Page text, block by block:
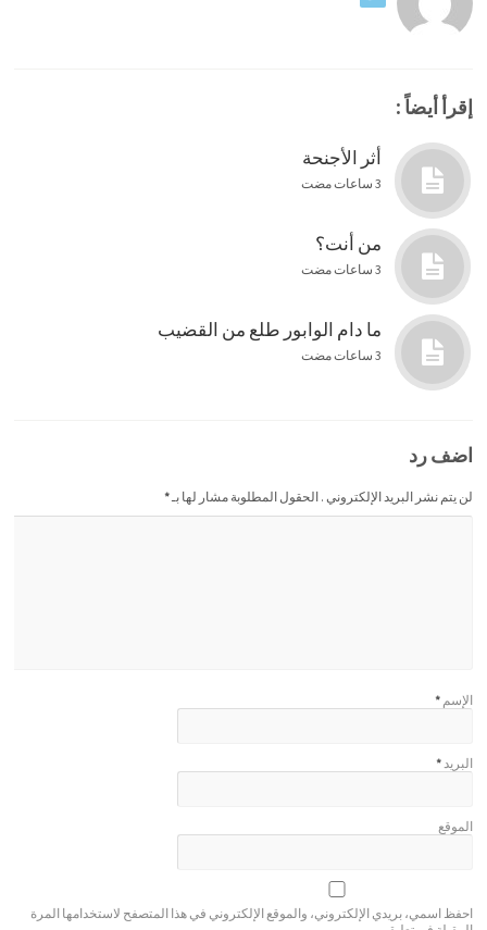
إقرأ أيضاً :
أثر الأجنحة
3 ساعات مضت
من أنت؟
3 ساعات مضت
ما دام الوابور طلع من القضيب
3 ساعات مضت
اضف رد
لن يتم نشر البريد الإلكتروني . الحقول المطلوبة مشار لها بـ*
الإسم *
البريد*
الموقع
احفظ اسمي، بريدي الإلكتروني، والموقع الإلكتروني في هذا المتصفح لاستخدامها المرة